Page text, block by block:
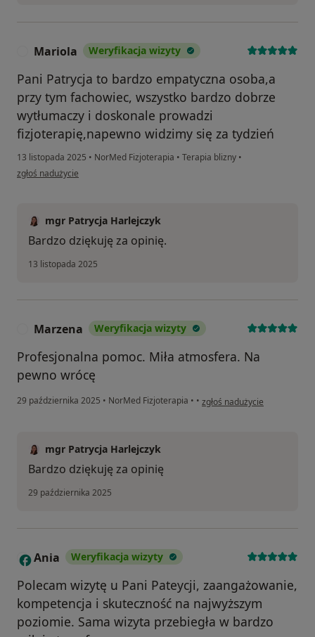
Mariola Weryfikacja wizyty
Pani Patrycja to bardzo empatyczna osoba,a
przy tym fachowiec, wszystko bardzo dobrze
wytłumaczy i doskonale prowadzi
fizjoterapię,napewno widzimy się za tydzień
13 listopada 2025 • NorMed Fizjoterapia • Terapia blizny •
w opinii użytkownika Mariola
zgłoś nadużycie
mgr Patrycja Harlejczyk
Bardzo dziękuję za opinię.
13 listopada 2025
Marzena Weryfikacja wizyty
Profesjonalna pomoc. Miła atmosfera. Na
pewno wrócę
29 października 2025 • NorMed Fizjoterapia • • w opinii użytkownika
zgłoś nadużycie
mgr Patrycja Harlejczyk
Bardzo dziękuję za opinię
29 października 2025
A Ania Weryfikacja wizyty
Polecam wizytę u Pani Pateycji, zaangażowanie,
kompetencja i skuteczność na najwyższym
poziomie. Sama wizyta przebiegła w bardzo